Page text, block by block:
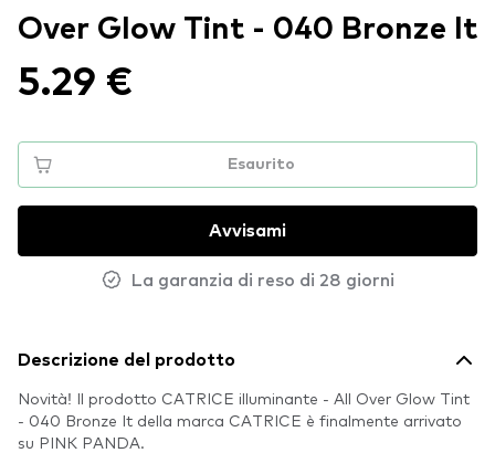
Over Glow Tint - 040 Bronze It
5.29 €
Esaurito
Avvisami
La garanzia di reso di 28 giorni
Descrizione del prodotto
Novità! Il prodotto CATRICE illuminante - All Over Glow Tint
- 040 Bronze It della marca CATRICE è finalmente arrivato
su PINK PANDA.